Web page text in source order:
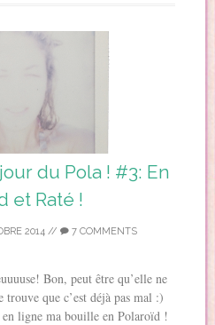
du Pola ! #3: En
et Raté !
2014 // 7 COMMENTS
Bon, peut être qu’elle ne
que c’est déjà pas mal :)
ligne ma bouille en Polaroïd !